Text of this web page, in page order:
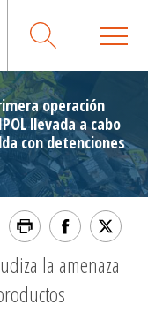
operación
llevada a cabo
con detenciones
la amenaza